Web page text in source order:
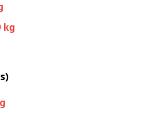
kg